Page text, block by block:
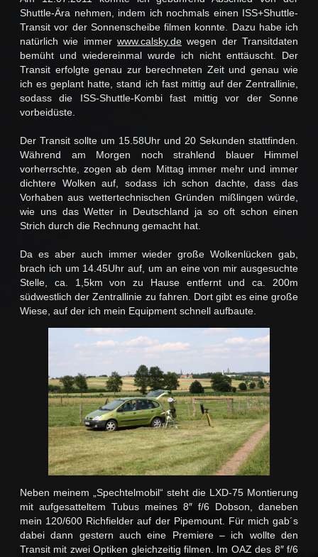
Shuttle-Ära nehmen, indem ich nochmals einen ISS+Shuttle-
Transit vor der Sonnenscheibe filmen konnte. Dazu habe ich
natürlich wie immer www.calsky.de wegen der Transitdaten
bemüht und wiedereinmal wurde ich nicht enttäuscht. Der
Transit erfolgte genau zur berechneten Zeit und genau wie
ich es geplant hatte, stand ich fast mittig auf der Zentrallinie,
sodass die ISS-Shuttle-Kombi fast mittig vor der Sonne
vorbeidüste.
Der Transit sollte um 15.58Uhr und 20 Sekunden stattfinden.
Während am Morgen noch strahlend blauer Himmel
vorherrschte, zogen ab dem Mittag immer mehr und immer
dichtere Wolken auf, sodass ich schon dachte, dass das
Vorhaben aus wettertechnischen Gründen mißlingen würde,
wie uns das Wetter in Deutschland ja so oft schon einen
Strich durch die Rechnung gemacht hat.
Da es aber auch immer wieder große Wolkenlücken gab,
brach ich um 14.45Uhr auf, um an eine von mir ausgesuchte
Stelle, ca. 1,5km von zu Hause entfernt und ca. 200m
südwestlich der Zentrallinie zu fahren. Dort gibt es eine große
Wiese, auf der ich mein Equipment schnell aufbaute.
Neben meinem „Spechtelmobil“ steht die LXD-75 Montierung
mit aufgesatteltem Tubus meines 8″ f/6 Dobson, daneben
mein 120/600 Richfielder auf der Pipemount. Für mich gab´s
dabei dann gestern auch eine Premiere – ich wollte den
Transit mit zwei Optiken gleichzeitig filmen. Im OAZ des 8″ f/6